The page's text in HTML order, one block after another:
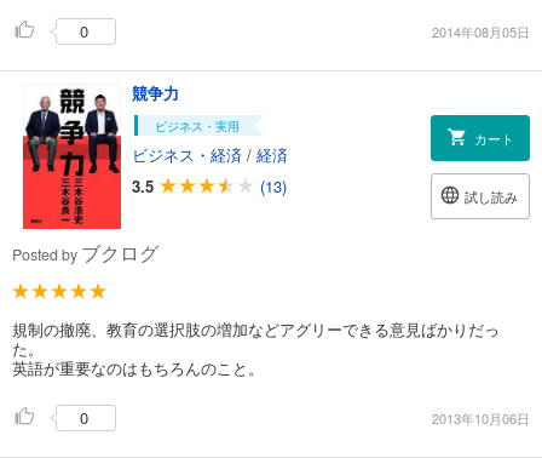
0 2014年08月05日
競争力
ビジネス・実用
ビジネス・経済 / 経済
3.5
(13)
カート
試し読み
Posted by ブクログ
規制の撤廃、教育の選択肢の増加などアグリーできる意見ばかりだっ
た。
英語が重要なのはもちろんのこと。
0 2013年10月06日